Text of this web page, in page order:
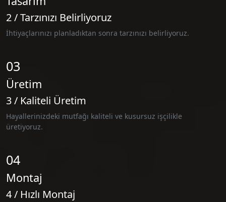
2 / Tarzınızı Belirliyoruz
İhtiyaçlarınızı planladıktan sonra tarzınızı belirliyoruz.
03
Üretim
3 / Kaliteli Üretim
Hayallerinizdeki mutfağı kaliteli ve kusursuz işçilikle
üretiyoruz.
04
Montaj
4 / Hızlı Montaj